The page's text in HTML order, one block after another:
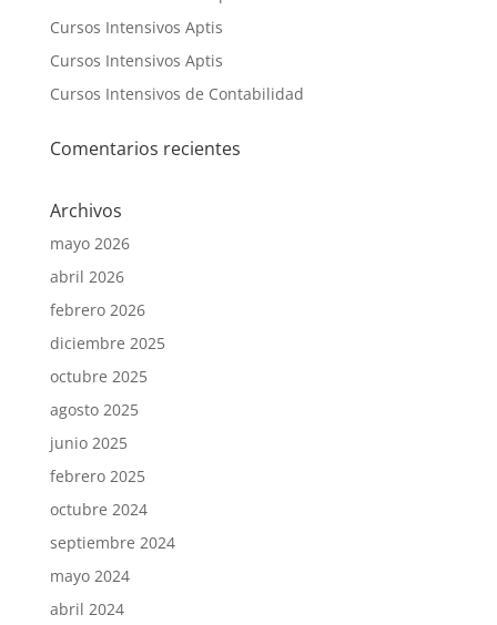
Cursos Intensivos Aptis
Cursos Intensivos Aptis
Cursos Intensivos de Contabilidad
Comentarios recientes
Archivos
mayo 2026
abril 2026
febrero 2026
diciembre 2025
octubre 2025
agosto 2025
junio 2025
febrero 2025
octubre 2024
septiembre 2024
mayo 2024
abril 2024